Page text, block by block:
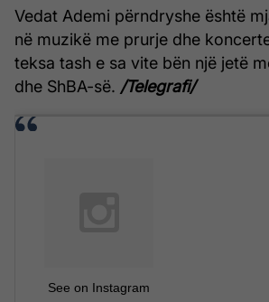
Vedat Ademi përndryshe është
në muzikë me prurje dhe
teksa tash e sa vite bën një jetë
dhe ShBA-së. /Telegrafi/
See on Instagram